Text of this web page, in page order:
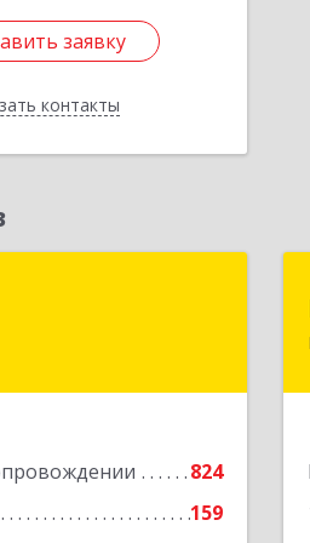
заявку
контакты
заявку
Назад
824
159
обл, Волгоград